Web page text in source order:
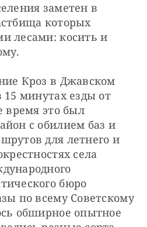
заметен в
которых
лесами: косить и
Кроз в Джавском
15 минутах езды от
время это был
с обилием баз и
для летнего и
села
бюро
по всему Советскому
обширное опытное